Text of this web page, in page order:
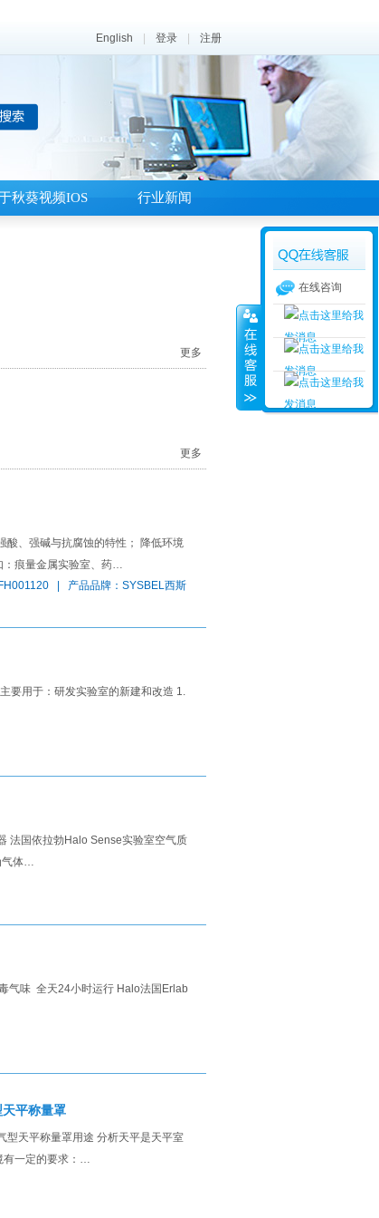
English 登录 注册
秋葵视频IOS 行业新闻
更多
更多
耐强酸、强碱与抗腐蚀的特性； 降低环境
：痕量金属实验室、药…
| 产品品牌：SYSBEL西斯
要用于：研发实验室的新建和改造 1.
器 法国依拉勃Halo Sense实验室空气质
气体…
有毒气味 全天24小时运行 Halo法国Erlab
平称量罩
型天平称量罩用途 分析天平是天平室
有一定的要求：…
在线咨询